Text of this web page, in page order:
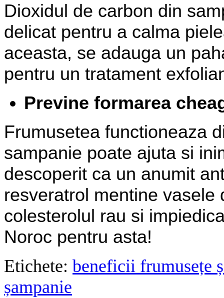
Dioxidul de carbon din
delicat pentru a calma
aceasta, se adauga un
pentru un tratament
Previne formarea
Frumusetea functioneaza
sampanie poate ajuta si
descoperit ca un anumit
resveratrol mentine
colesterolul rau si
Noroc pentru asta!
Etichete: beneficii frumusețe
șampanie